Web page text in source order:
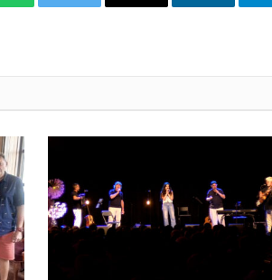
WhatsAppTwitter Email LinkedIn